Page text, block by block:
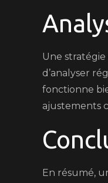
Une stratégie
d’analyser
fonctionne
ajustements
En résumé,